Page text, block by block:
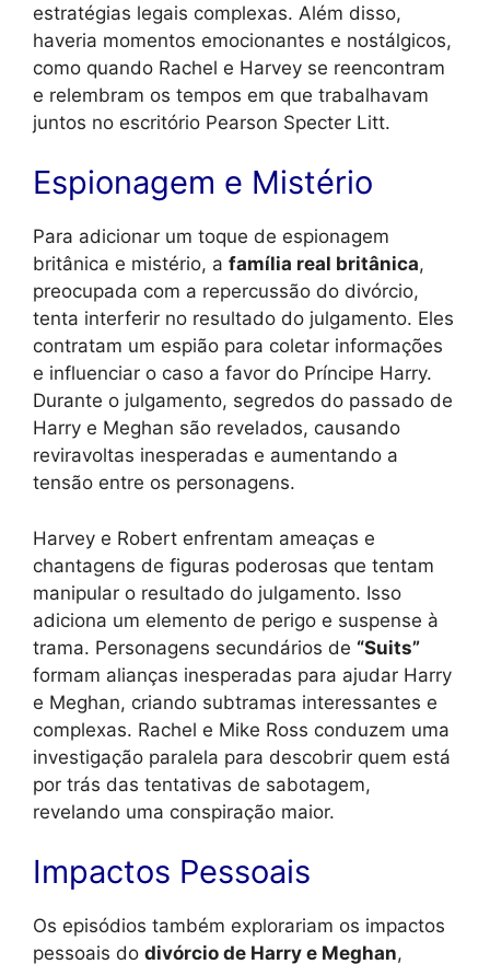
estratégias legais complexas. Além disso,
haveria momentos emocionantes e nostálgicos,
como quando Rachel e Harvey se reencontram
e relembram os tempos em que trabalhavam
juntos no escritório Pearson Specter Litt.
Espionagem e Mistério
Para adicionar um toque de espionagem
britânica e mistério, a família real britânica,
preocupada com a repercussão do divórcio,
tenta interferir no resultado do julgamento. Eles
contratam um espião para coletar informações
e influenciar o caso a favor do Príncipe Harry.
Durante o julgamento, segredos do passado de
Harry e Meghan são revelados, causando
reviravoltas inesperadas e aumentando a
tensão entre os personagens.
Harvey e Robert enfrentam ameaças e
chantagens de figuras poderosas que tentam
manipular o resultado do julgamento. Isso
adiciona um elemento de perigo e suspense à
trama. Personagens secundários de “Suits”
formam alianças inesperadas para ajudar Harry
e Meghan, criando subtramas interessantes e
complexas. Rachel e Mike Ross conduzem uma
investigação paralela para descobrir quem está
por trás das tentativas de sabotagem,
revelando uma conspiração maior.
Impactos Pessoais
Os episódios também explorariam os impactos
pessoais do divórcio de Harry e Meghan,